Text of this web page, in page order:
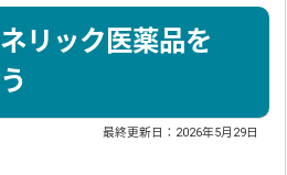
リック医薬品を
最終更新日： 2026年5月29日